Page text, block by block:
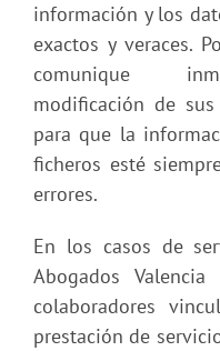
información y los
exactos y veraces.
comunique
modificación de
para que la
ficheros esté
errores.
En los casos de
Abogados
colaboradores
prestación de